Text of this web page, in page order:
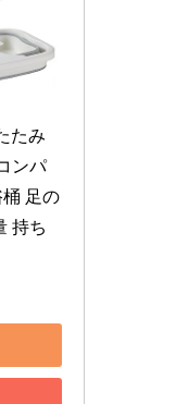
たみ
ンパ
足の
持ち